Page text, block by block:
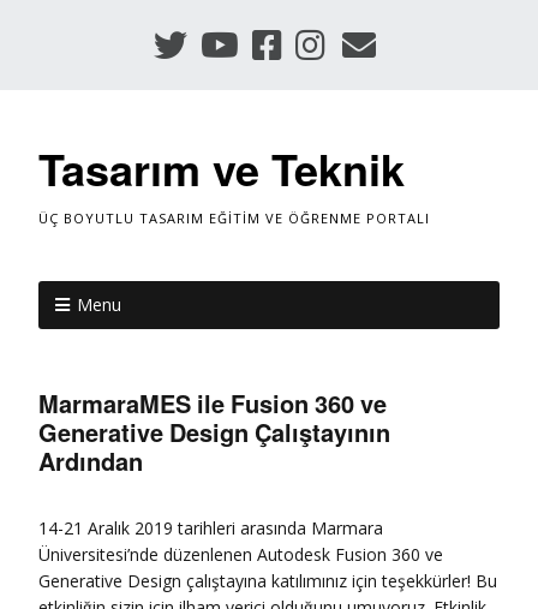
Tasarım ve Teknik
ÜÇ BOYUTLU TASARIM EĞITIM VE ÖĞRENME PORTALI
Menu
MarmaraMES ile Fusion 360 ve
Generative Design Çalıştayının
Ardından
14-21 Aralık 2019 tarihleri arasında Marmara
Üniversitesi’nde düzenlenen Autodesk Fusion 360 ve
Generative Design çalıştayına katılımınız için teşekkürler! Bu